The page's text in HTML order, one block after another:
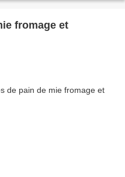
fromage et